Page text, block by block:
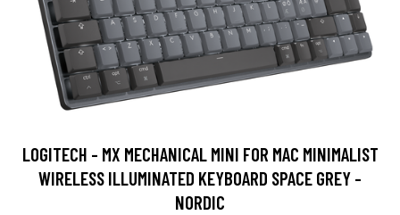
LOGITECH - MX MECHANICAL MINI FOR MAC MINIMALIST
WIRELESS ILLUMINATED KEYBOARD SPACE GREY -
NORDIC